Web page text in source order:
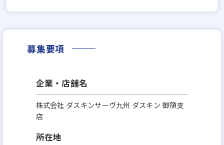
募集要項
企業・店舗名
株式会社 ダスキンサーヴ九州 ダスキン 御領支
店
所在地